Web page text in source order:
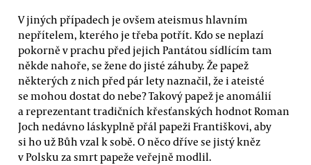
V jiných případech je ovšem ateismus hlavním
nepřítelem, kterého je třeba potřít. Kdo se neplazí
pokorně v prachu před jejich Pantátou sídlícím tam
někde nahoře, se žene do jisté záhuby. Že papež
některých z nich před pár lety naznačil, že i ateisté
se mohou dostat do nebe? Takový papež je anomálií
a reprezentant tradičních křesťanských hodnot Roman
Joch nedávno láskyplně přál papeži Františkovi, aby
si ho už Bůh vzal k sobě. O něco dříve se jistý kněz
v Polsku za smrt papeže veřejně modlil.